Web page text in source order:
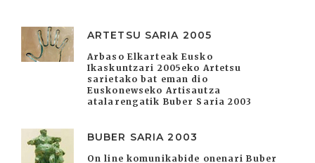
ARTETSU SARIA 2005
Arbaso Elkarteak Eusko
Ikaskuntzari 2005eko Artetsu
sarietako bat eman dio
Euskonewseko Artisautza
atalarengatik Buber Saria 2003
BUBER SARIA 2003
On line komunikabide onenari Buber